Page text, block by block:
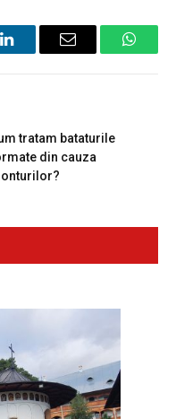
LinkedInEmail
tratam bataturile
din cauza